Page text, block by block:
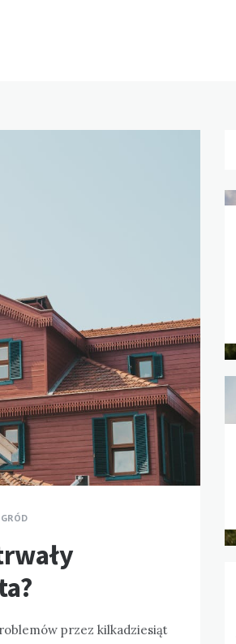
przez kilkadziesiąt